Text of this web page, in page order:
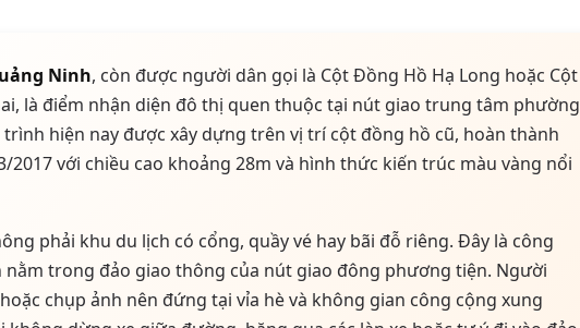
Ninh, còn được người dân gọi là Cột Đồng Hồ Hạ Long hoặc Cột
là điểm nhận diện đô thị quen thuộc tại nút giao trung tâm phường
trình hiện nay được xây dựng trên vị trí cột đồng hồ cũ, hoàn thành
2017 với chiều cao khoảng 28m và hình thức kiến trúc màu vàng nổi
phải khu du lịch có cổng, quầy vé hay bãi đỗ riêng. Đây là công
trong đảo giao thông của nút giao đông phương tiện. Người
chụp ảnh nên đứng tại vỉa hè và không gian công cộng xung